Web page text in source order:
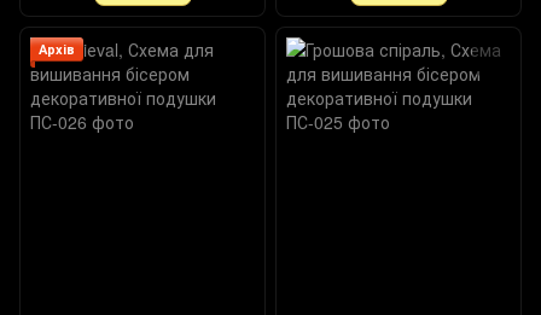
Архів